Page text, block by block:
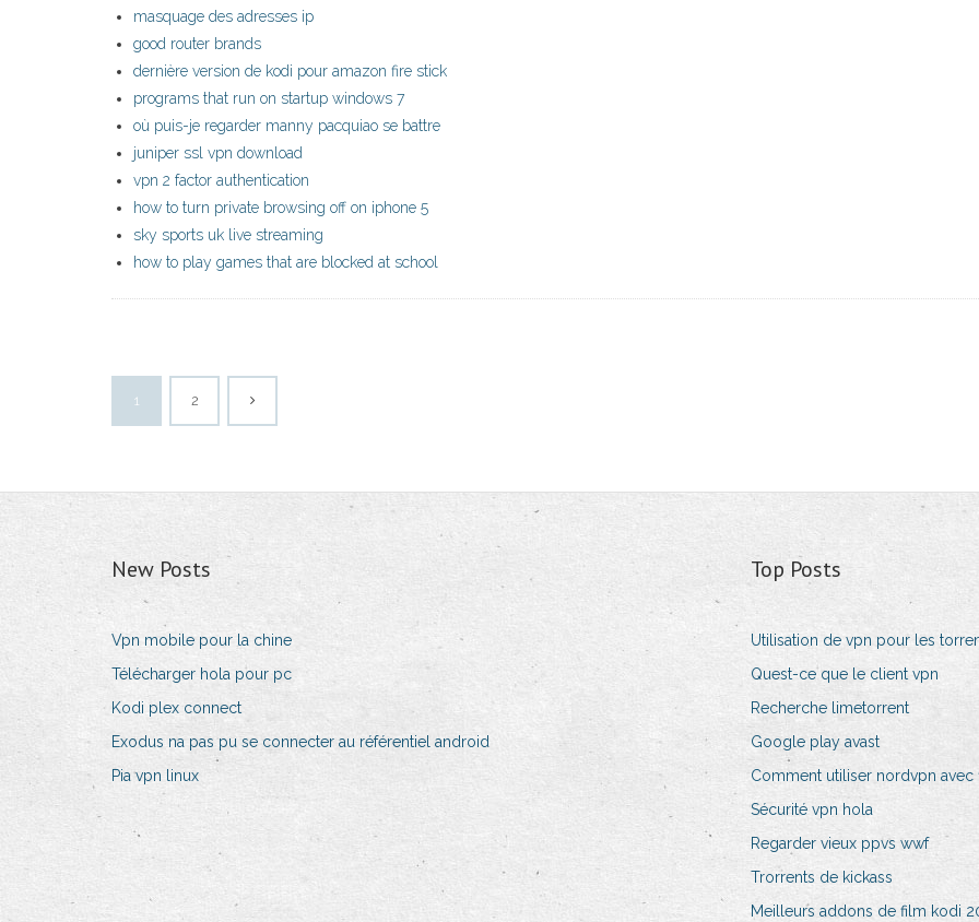
masquage des adresses ip
good router brands
dernière version de kodi pour amazon fire stick
programs that run on startup windows 7
où puis-je regarder manny pacquiao se battre
juniper ssl vpn download
vpn 2 factor authentication
how to turn private browsing off on iphone 5
sky sports uk live streaming
how to play games that are blocked at school
1 2
New Posts
Vpn mobile pour la chine
Télécharger hola pour pc
Kodi plex connect
Exodus na pas pu se connecter au référentiel android
Pia vpn linux
Top Posts
Utilisation de vpn pour les
Quest-ce que le client vpn
Recherche limetorrent
Google play avast
Comment utiliser nordvpn avec
Sécurité vpn hola
Regarder vieux ppvs wwf
Trorrents de kickass
Meilleurs addons de film kodi